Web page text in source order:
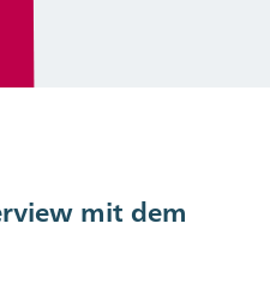
mit dem